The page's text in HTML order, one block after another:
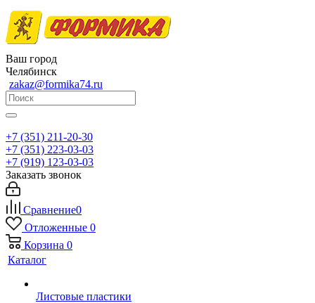
Ваш город
Челябинск
zakaz@formika74.ru
+7 (351) 211-20-30
+7 (351) 223-03-03
+7 (919) 123-03-03
Заказать звонок
Сравнение0
Отложенные 0
Корзина 0
Каталог
Листовые пластики